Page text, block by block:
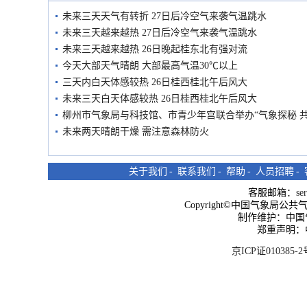
未来三天天气有转折 27日后冷空气来袭气温跳水
未来三天越来越热 27日后冷空气来袭气温跳水
未来三天越来越热 26日晚起桂东北有强对流
今天大部天气晴朗 大部最高气温30℃以上
三天内白天体感较热 26日桂西桂北午后风大
未来三天白天体感较热 26日桂西桂北午后风大
柳州市气象局与科技馆、市青少年宫联合举办“气象探秘
未来两天晴朗干燥 需注意森林防火
关于我们 - 联系我们 - 帮助 - 人员招聘 -
客服邮箱：
Copyright©中国气象局公共
制作维护：中
郑重声明
京ICP证010385-2